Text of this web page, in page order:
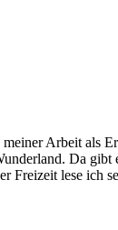
Arbeit als
Da gibt
Freizeit lese ich